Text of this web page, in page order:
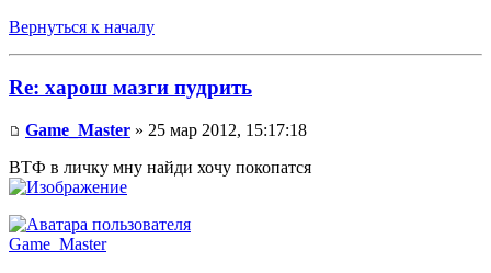
Вернуться к началу
Re: харош мазги пудрить
Game_Master » 25 мар 2012, 15:17:18
ВТФ в личку мну найди хочу покопатся
Game_Master